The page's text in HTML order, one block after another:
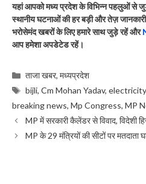
यहां आपको मध्य प्रदेश के विभिन्न पहलुओं से
स्थानीय घटनाओं की हर बड़ी और तेज़
भरोसेमंद खबरों के लिए हमारे साथ जुड़े रहें और
आप हमेशा अपडेटेड रहें।
Categories
ताजा खबर,मध्यप्रदेश
Tags
bijli,Cm Mohan Yadav,
breaking news, Mp Congress, MP
MP में सरकारी कैलेंडर से विवाद, विदेशी
MP के 29 मंत्रियों की सीटों पर मतदाता